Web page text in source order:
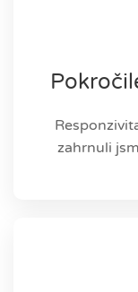
zahrnuli